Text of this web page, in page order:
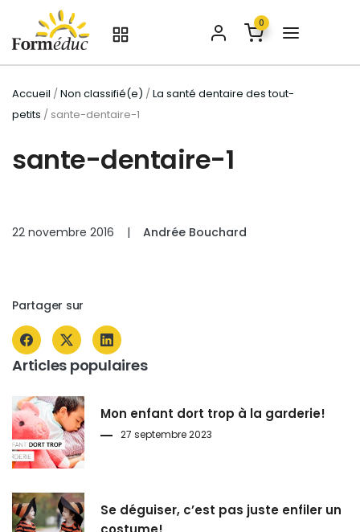
0
Accueil /Non classifié(e) /La santé dentaire des tout-
petits / sante-dentaire-1
sante-dentaire-1
22 novembre 2016 | Andrée Bouchard
Partager sur
Articles populaires
Mon enfant dort trop à la garderie!
27 septembre 2023
Se déguiser, c’est pas juste enfiler un